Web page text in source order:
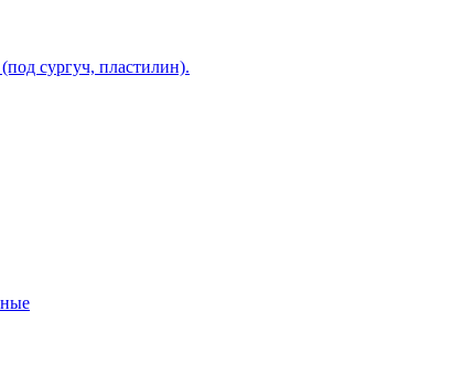
сургуч, пластилин).